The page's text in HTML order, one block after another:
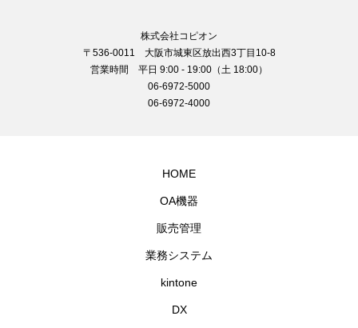
株式会社コピオン
〒536-0011 大阪市城東区放出西3丁目10-8
営業時間 平日 9:00 - 19:00（土 18:00）
06-6972-5000
06-6972-4000
HOME
OA機器
販売管理
業務システム
kintone
DX